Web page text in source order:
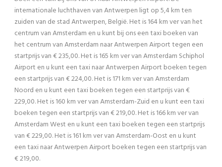
internationale luchthaven van Antwerpen ligt op 5,4 km ten
zuiden van de stad Antwerpen, België. Het is 164 km ver van het
centrum van Amsterdam en u kunt bij ons een taxi boeken van
het centrum van Amsterdam naar Antwerpen Airport tegen een
startprijs van € 235,00. Het is 165 km ver van Amsterdam Schiphol
Airport en u kunt een taxi naar Antwerpen Airport boeken tegen
een startprijs van € 224,00. Het is 171 km ver van Amsterdam
Noord en u kunt een taxi boeken tegen een startprijs van €
229,00. Het is 160 km ver van Amsterdam-Zuid en u kunt een taxi
boeken tegen een startprijs van € 219,00. Het is 166 km ver van
Amsterdam West en u kunt een taxi boeken tegen een startprijs
van € 229,00. Het is 161 km ver van Amsterdam-Oost en u kunt
een taxi naar Antwerpen Airport boeken tegen een startprijs van
€ 219,00.